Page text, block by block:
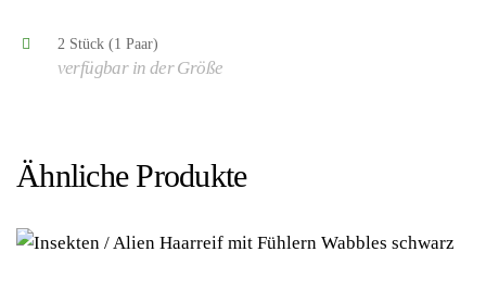
2 Stück (1 Paar)
verfügbar in der Größe
Ähnliche Produkte